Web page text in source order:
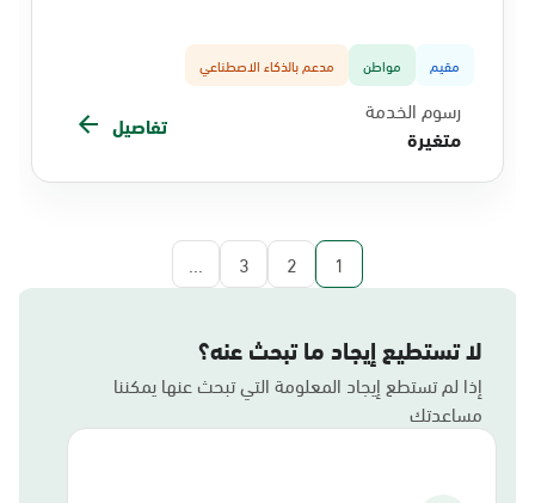
مقيم مواطن مدعم بالذكاء الاصطناعي
رسوم الخدمة
متغيرة
تفاصيل
1
2
3
...
لا تستطيع إيجاد ما تبحث عنه؟
إذا لم تستطع إيجاد المعلومة التي تبحث عنها يمكننا
مساعدتك